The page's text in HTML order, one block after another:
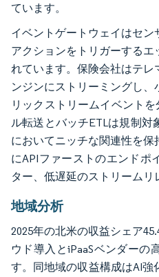
ています。
イベントゲートウェイはセ
アクションをトリガーするエ
れています。保険会社はテ
ンジンにストリーミングし
リックストリームイベント
ル転送とバッチETLは規制対
においてニッチな関連性を保
にAPIファーストのエンドポ
ター、低遅延のストリームリ
地域分析
2025年の北米の収益シェア
ウド導入とiPaaSベンダーの
す。同地域の収益構成はAI